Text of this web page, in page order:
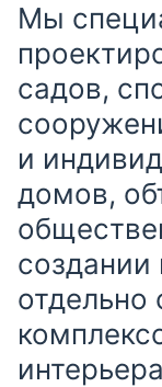
Мы
садов,
и
домов,
создании
отдельно
интерьера